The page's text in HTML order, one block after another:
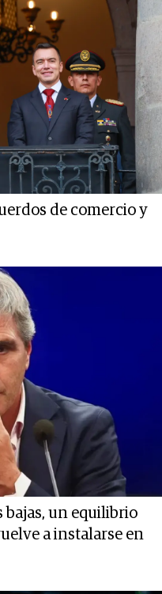
de comercio y
bajas, un equilibrio
a instalarse en